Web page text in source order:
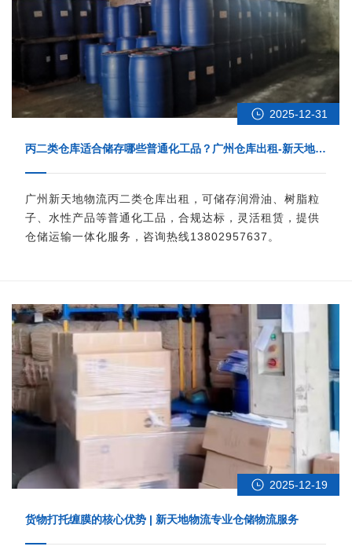
2025-12-31
丙二类仓库适合储存哪些普通化工品？广州仓库出租-新天地物
广州新天地物流丙二类仓库出租，可储存润滑油、树脂粒
子、水性产品等普通化工品，合规达标，灵活租赁，提供
仓储运输一体化服务，咨询热线13802957637。
2025-12-19
货物打托缠膜的核心优势 | 新天地物流专业仓储物流服务